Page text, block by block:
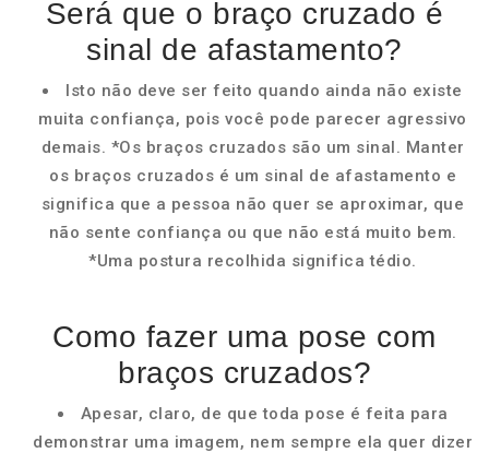
Será que o braço cruzado é
sinal de afastamento?
Isto não deve ser feito quando ainda não existe
muita confiança, pois você pode parecer agressivo
demais. *Os braços cruzados são um sinal. Manter
os braços cruzados é um sinal de afastamento e
significa que a pessoa não quer se aproximar, que
não sente confiança ou que não está muito bem.
*Uma postura recolhida significa tédio.
Como fazer uma pose com
braços cruzados?
Apesar, claro, de que toda pose é feita para
demonstrar uma imagem, nem sempre ela quer dizer